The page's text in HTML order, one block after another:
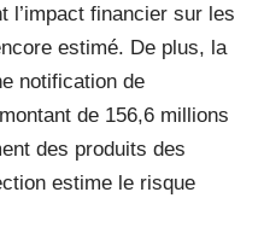
l’impact financier sur les
estimé. De plus, la
notification de
de 156,6 millions
des produits des
estime le risque